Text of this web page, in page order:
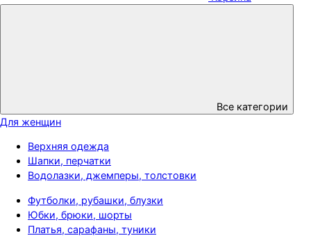
Все категории
Для женщин
Верхняя одежда
Шапки, перчатки
Водолазки, джемперы, толстовки
Футболки, рубашки, блузки
Юбки, брюки, шорты
Платья, сарафаны, туники